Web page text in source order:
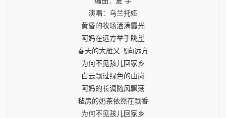
演唱：乌兰托娅
黄昏的牧场洒满霞光
阿妈在远方举手眺望
春天的大雁又飞向远方
为何不见孩儿回家乡
白云飘过绿色的山岗
阿妈的长调随风飘荡
毡房的奶茶依然在飘香
为何不见孩儿回家乡